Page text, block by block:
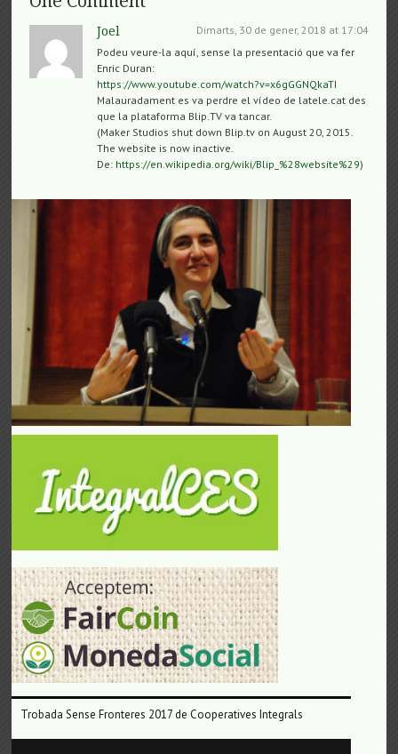
Joel
Dimarts, 30 de gener, 2018 at 17:04
Podeu veure-la aquí, sense la presentació que va fer
Enric Duran:
https://www.youtube.com/watch?v=x6gGGNQkaTI
Malauradament es va perdre el vídeo de latele.cat des
que la plataforma Blip.TV va tancar.
(Maker Studios shut down Blip.tv on August 20, 2015.
The website is now inactive.
De: https://en.wikipedia.org/wiki/Blip_%28website%29)
Trobada Sense Fronteres 2017 de Cooperatives Integrals